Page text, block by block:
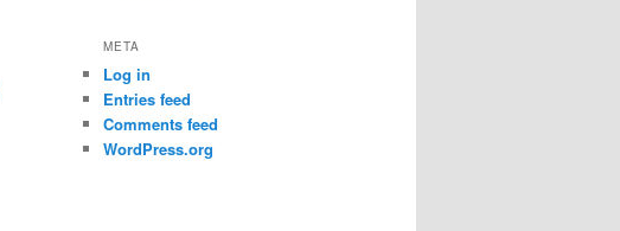
META
Log in
Entries feed
Comments feed
WordPress.org